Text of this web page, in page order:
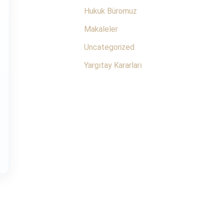
Hukuk Büromuz
Makaleler
Uncategorized
Yargıtay Kararları